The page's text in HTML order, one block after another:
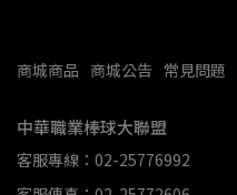
商城商品 商城公告 常見問題
中華職業棒球大聯盟
客服專線：02-25776992